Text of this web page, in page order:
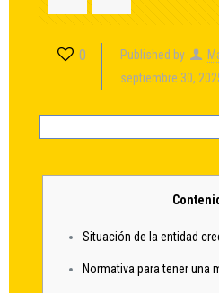
0 Published by
septiembre 30,
Situación de la entidad
Normativa para tener una